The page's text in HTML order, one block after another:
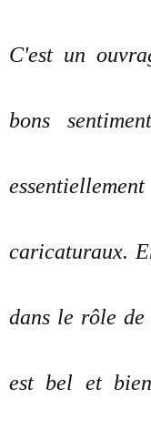
C'est un
bons
caricaturaux.
dans le rôle de
est bel et